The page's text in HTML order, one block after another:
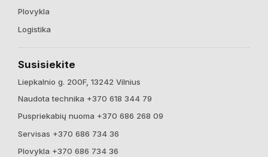
Plovykla
Logistika
Susisiekite
Liepkalnio g. 200F, 13242 Vilnius
Naudota technika +370 618 344 79
Puspriekabių nuoma +370 686 268 09
Servisas +370 686 734 36
Plovykla +370 686 734 36